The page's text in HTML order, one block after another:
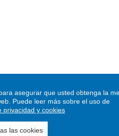
asegurar que usted obtenga la
Puede leer más sobre el uso de
privacidad y cookies
las cookies